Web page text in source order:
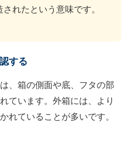
れたという意味です。
する
、箱の側面や底、フタの部
ています。外箱には、より
れていることが多いです。